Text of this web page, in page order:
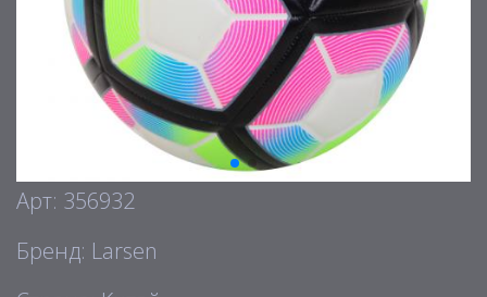
Арт: 356932
Бренд: Larsen